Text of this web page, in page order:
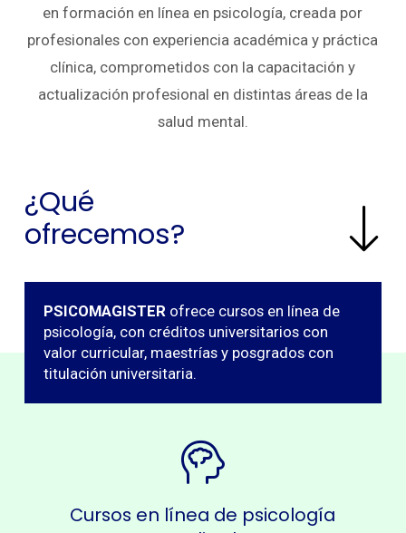
en formación en línea en psicología, creada por
profesionales con experiencia académica y práctica
clínica, comprometidos con la capacitación y
actualización profesional en distintas áreas de la
salud mental.
¿Qué
ofrecemos?
PSICOMAGISTER ofrece cursos en línea de
psicología, con créditos universitarios con
valor curricular, maestrías y posgrados con
titulación universitaria.
Cursos en línea de psicología